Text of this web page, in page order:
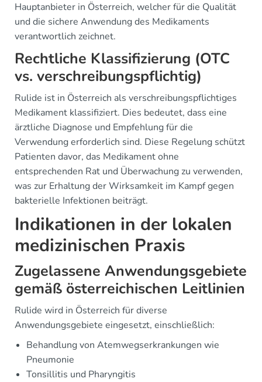
Hauptanbieter in Österreich, welcher für die Qualität
und die sichere Anwendung des Medikaments
verantwortlich zeichnet.
Rechtliche Klassifizierung (OTC
vs. verschreibungspflichtig)
Rulide ist in Österreich als verschreibungspflichtiges
Medikament klassifiziert. Dies bedeutet, dass eine
ärztliche Diagnose und Empfehlung für die
Verwendung erforderlich sind. Diese Regelung schützt
Patienten davor, das Medikament ohne
entsprechenden Rat und Überwachung zu verwenden,
was zur Erhaltung der Wirksamkeit im Kampf gegen
bakterielle Infektionen beiträgt.
Indikationen in der lokalen
medizinischen Praxis
Zugelassene Anwendungsgebiete
gemäß österreichischen Leitlinien
Rulide wird in Österreich für diverse
Anwendungsgebiete eingesetzt, einschließlich:
Behandlung von Atemwegserkrankungen wie
Pneumonie
Tonsillitis und Pharyngitis